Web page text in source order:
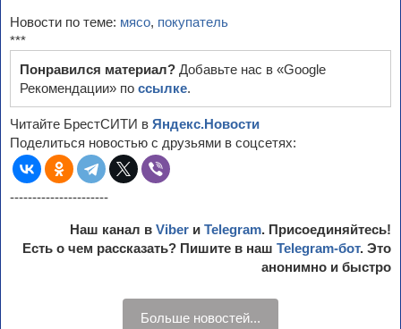
Новости по теме: мясо, покупатель
***
Понравился материал? Добавьте нас в «Google
Рекомендации» по ссылке.
Читайте БрестСИТИ в Яндекс.Новости
Поделиться новостью с друзьями в соцсетях:
----------------------
Наш канал в Viber и Telegram. Присоединяйтесь!
Есть о чем рассказать? Пишите в наш Telegram-бот. Это
анонимно и быстро
Больше новостей...